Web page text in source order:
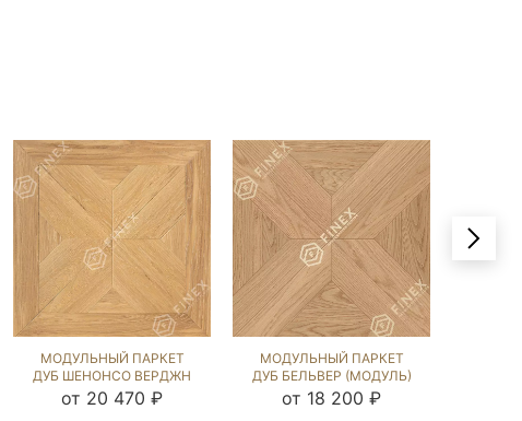
МОДУЛЬНЫЙ ПАРКЕТ
ДУБ ШЕНОНСО ВЕРДЖН
(BRUSHED) 121836
от 20 470 ₽
МОДУЛЬНЫЙ ПАРКЕТ
ДУБ БЕЛЬВЕР (МОДУЛЬ)
UNFINISHED LOOK
(BRUSHED) 231109
от 18 200 ₽